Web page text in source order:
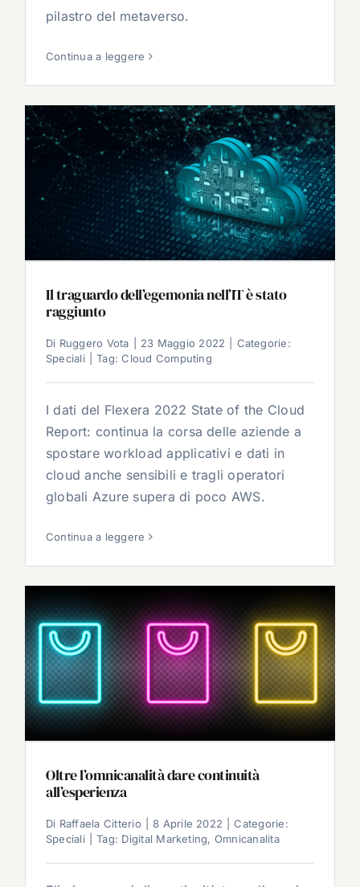
pilastro del metaverso.
Continua a leggere
Il traguardo dell’egemonia nell’IT è stato
raggiunto
Di Ruggero Vota 23 Maggio 2022
Categorie:
Speciali
Tag:Cloud Computing
I dati del Flexera 2022 State of the Cloud
Report: continua la corsa delle aziende a
spostare workload applicativi e dati in
cloud anche sensibili e tragli operatori
globali Azure supera di poco AWS.
Continua a leggere
Oltre l’omnicanalità dare continuità
all’esperienza
Di Raffaela Citterio 8 Aprile 2022
Categorie:
Speciali
Tag: Digital Marketing, Omnicanalita